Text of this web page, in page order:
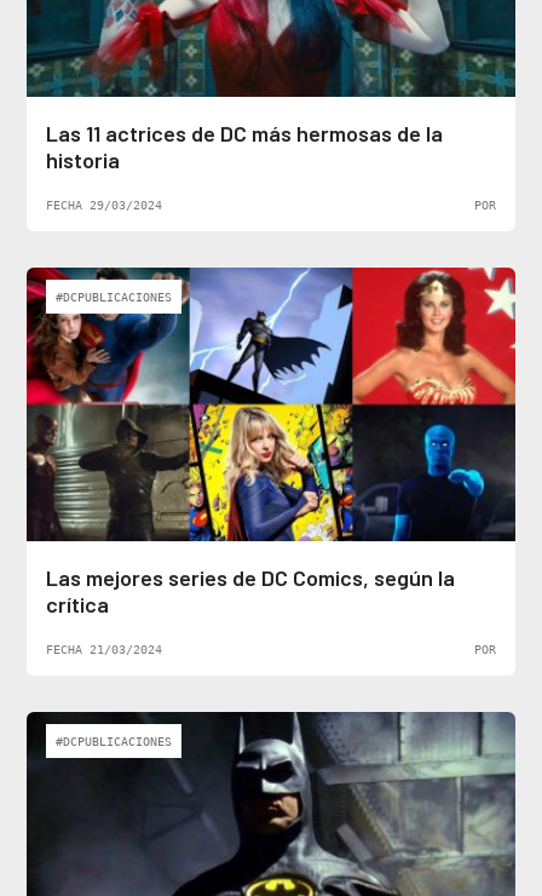
Las 11 actrices de DC más hermosas de la
historia
FECHA 29/03/2024 POR
#DCPUBLICACIONES
Las mejores series de DC Comics, según la
crítica
FECHA 21/03/2024 POR
#DCPUBLICACIONES